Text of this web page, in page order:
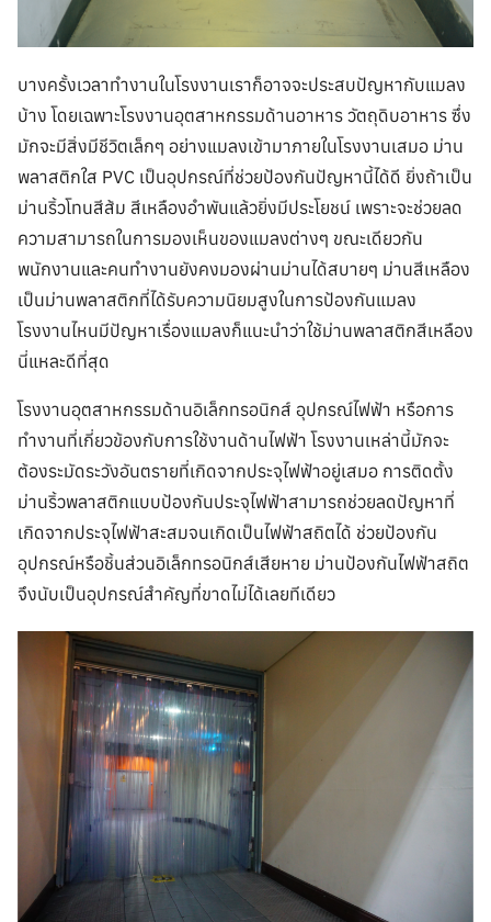
บางครั้งเวลาทำงานในโรงงานเราก็อาจจะประสบปัญหากับแมลง
บ้าง โดยเฉพาะโรงงานอุตสาหกรรมด้านอาหาร วัตถุดิบอาหาร ซึ่ง
มักจะมีสิ่งมีชีวิตเล็กๆ อย่างแมลงเข้ามาภายในโรงงานเสมอ ม่าน
พลาสติกใส PVC เป็นอุปกรณ์ที่ช่วยป้องกันปัญหานี้ได้ดี ยิ่งถ้าเป็น
ม่านริ้วโทนสีส้ม สีเหลืองอำพันแล้วยิ่งมีประโยชน์ เพราะจะช่วยลด
ความสามารถในการมองเห็นของแมลงต่างๆ ขณะเดียวกัน
พนักงานและคนทำงานยังคงมองผ่านม่านได้สบายๆ ม่านสีเหลือง
เป็นม่านพลาสติกที่ได้รับความนิยมสูงในการป้องกันแมลง
โรงงานไหนมีปัญหาเรื่องแมลงก็แนะนำว่าใช้ม่านพลาสติกสีเหลือง
นี่แหละดีที่สุด
โรงงานอุตสาหกรรมด้านอิเล็กทรอนิกส์ อุปกรณ์ไฟฟ้า หรือการ
ทำงานที่เกี่ยวข้องกับการใช้งานด้านไฟฟ้า โรงงานเหล่านี้มักจะ
ต้องระมัดระวังอันตรายที่เกิดจากประจุไฟฟ้าอยู่เสมอ การติดตั้ง
ม่านริ้วพลาสติกแบบป้องกันประจุไฟฟ้าสามารถช่วยลดปัญหาที่
เกิดจากประจุไฟฟ้าสะสมจนเกิดเป็นไฟฟ้าสถิตได้ ช่วยป้องกัน
อุปกรณ์หรือชิ้นส่วนอิเล็กทรอนิกส์เสียหาย ม่านป้องกันไฟฟ้าสถิต
จึงนับเป็นอุปกรณ์สำคัญที่ขาดไม่ได้เลยทีเดียว